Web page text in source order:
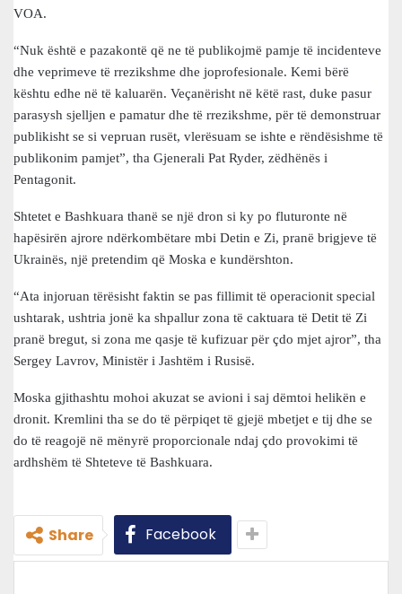
VOA.
“Nuk është e pazakontë që ne të publikojmë pamje të incidenteve
dhe veprimeve të rrezikshme dhe joprofesionale. Kemi bërë
kështu edhe në të kaluarën. Veçanërisht në këtë rast, duke pasur
parasysh sjelljen e pamatur dhe të rrezikshme, për të demonstruar
publikisht se si vepruan rusët, vlerësuam se ishte e rëndësishme të
publikonim pamjet”, tha Gjenerali Pat Ryder, zëdhënës i
Pentagonit.
Shtetet e Bashkuara thanë se një dron si ky po fluturonte në
hapësirën ajrore ndërkombëtare mbi Detin e Zi, pranë brigjeve të
Ukrainës, një pretendim që Moska e kundërshton.
“Ata injoruan tërësisht faktin se pas fillimit të operacionit special
ushtarak, ushtria jonë ka shpallur zona të caktuara të Detit të Zi
pranë bregut, si zona me qasje të kufizuar për çdo mjet ajror”, tha
Sergey Lavrov, Ministër i Jashtëm i Rusisë.
Moska gjithashtu mohoi akuzat se avioni i saj dëmtoi helikën e
dronit. Kremlini tha se do të përpiqet të gjejë mbetjet e tij dhe se
do të reagojë në mënyrë proporcionale ndaj çdo provokimi të
ardhshëm të Shteteve të Bashkuara.
Share Facebook